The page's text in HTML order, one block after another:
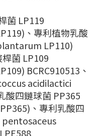
菌 LP119
、 專利植物乳酸
LP110)
菌 LP109
BCRC910513、
acidilactici
酸四鏈球菌 PP365
、 專利乳酸四
pentosaceus